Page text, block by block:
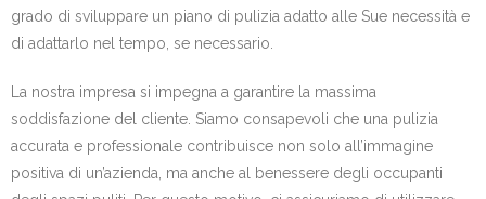
grado di sviluppare un piano di pulizia adatto alle Sue necessità e
di adattarlo nel tempo, se necessario.
La nostra impresa si impegna a garantire la massima
soddisfazione del cliente. Siamo consapevoli che una pulizia
accurata e professionale contribuisce non solo all’immagine
positiva di un’azienda, ma anche al benessere degli occupanti